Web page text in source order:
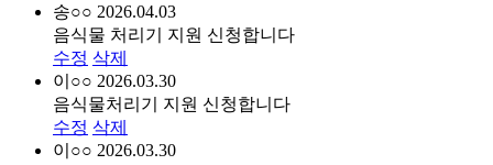
송○○ 2026.04.03
음식물 처리기 지원 신청합니다
수정 삭제
이○○ 2026.03.30
음식물처리기 지원 신청합니다
수정 삭제
이○○ 2026.03.30